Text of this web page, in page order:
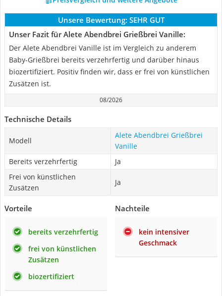
Unsere Bewertung: SEHR GUT
Unser Fazit für Alete Abendbrei Grießbrei Vanille:
Der Alete Abendbrei Vanille ist im Vergleich zu anderem
Baby-Grießbrei bereits verzehrfertig und darüber hinaus
biozertifiziert. Positiv finden wir, dass er frei von künstlichen
Zusätzen ist.
08/2026
Technische Details
Modell
Alete Abendbrei Grießbrei
Vanille
Bereits verzehrfertig
Ja
Frei von künstlichen
Zusätzen
Ja
Vorteile
bereits verzehrfertig
frei von künstlichen
Zusätzen
biozertifiziert
Nachteile
kein intensiver
Geschmack